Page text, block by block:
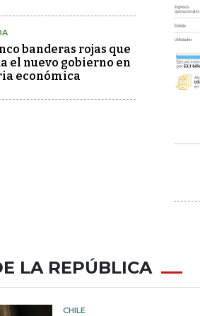
banderas rojas que
el nuevo gobierno en
económica
LA REPÚBLICA
CHILE